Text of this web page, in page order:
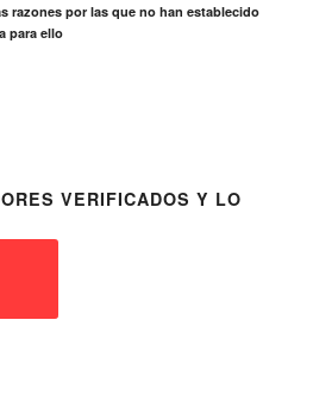
razones por las que no han establecido
para ello
VERIFICADOS Y LO